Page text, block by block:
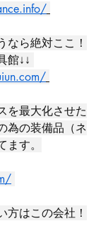
なら絶対ここ！
館↓↓
を最大化させた
為の装備品（ネ
す。
方はこの会社！